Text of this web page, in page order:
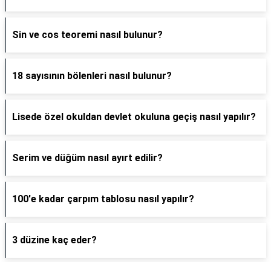
Sin ve cos teoremi nasıl bulunur?
18 sayısının bölenleri nasıl bulunur?
Lisede özel okuldan devlet okuluna geçiş nasıl yapılır?
Serim ve düğüm nasıl ayırt edilir?
100'e kadar çarpım tablosu nasıl yapılır?
3 düzine kaç eder?